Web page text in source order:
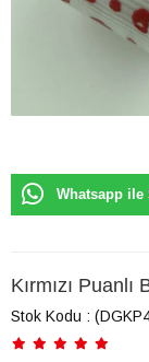
Whatsapp ile
Kırmızı
Stok Kodu